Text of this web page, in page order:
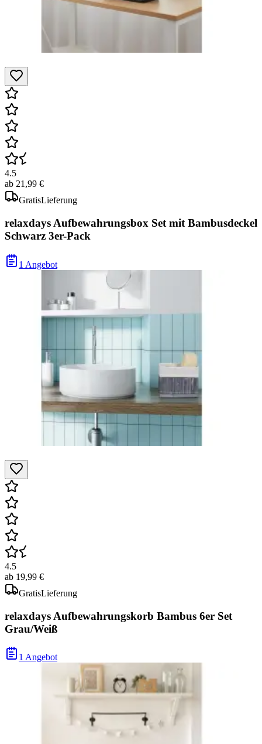
4.5
ab 21,99 €
GratisLieferung
relaxdays Aufbewahrungsbox Set mit Bambusdeckel
Schwarz 3er-Pack
1 Angebot
4.5
ab 19,99 €
GratisLieferung
relaxdays Aufbewahrungskorb Bambus 6er Set
Grau/Weiß
1 Angebot